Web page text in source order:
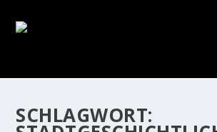
SCHLAGWORT: